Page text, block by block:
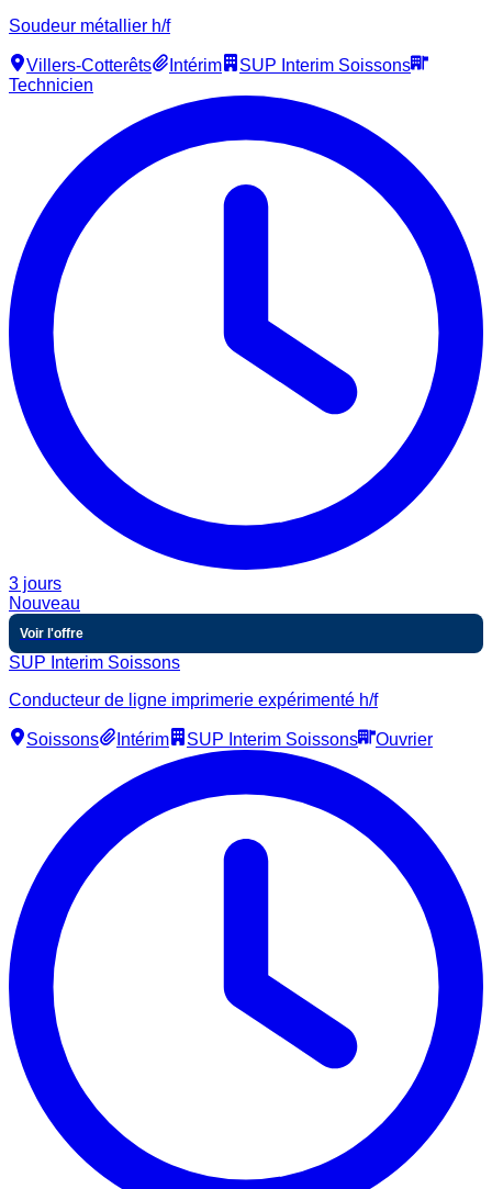
Soudeur métallier h/f
Villers-Cotterêts Intérim
SUP Interim Soissons
Technicien
3 jours
Nouveau
Voir l'offre
SUP Interim Soissons
Conducteur de ligne imprimerie expérimenté h/f
Soissons Intérim SUP Interim Soissons Ouvrier